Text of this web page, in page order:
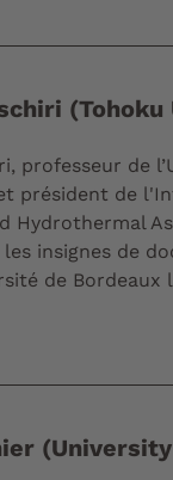
professeur de
président de
Hydrothermal
insignes de
de Bordeaux